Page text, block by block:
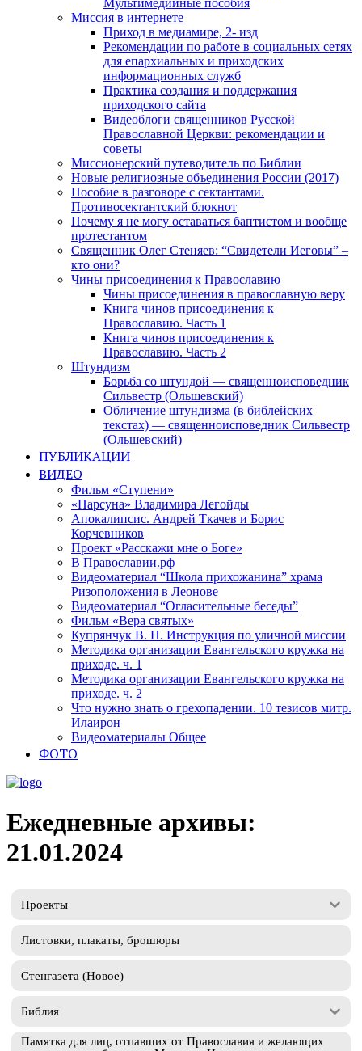
Мультимедийные пособия
Миссия в интернете
Приход в медиамире, 2- изд
Рекомендации по работе в социальных сетях
для епархиальных и приходских
информационных служб
Практика создания и поддержания
приходского сайта
Видеоблоги священников Русской
Православной Церкви: рекомендации и
советы
Миссионерский путеводитель по Библии
Новые религиозные объединения России (2017)
Пособие в разговоре с сектантами.
Противосектантский блокнот
Почему я не могу оставаться баптистом и вообще
протестантом
Священник Олег Стеняев: “Свидетели Иеговы” –
кто они?
Чины присоединения к Православию
Чины присоединения в православную веру
Книга чинов присоединения к
Православию. Часть 1
Книга чинов присоединения к
Православию. Часть 2
Штундизм
Борьба со штундой — священноисповедник
Сильвестр (Ольшевский)
Обличение штундизма (в библейских
текстах) — священноисповедник Сильвестр
(Ольшевский)
ПУБЛИКАЦИИ
ВИДЕО
Фильм «Ступени»
«Парсуна» Владимира Легойды
Апокалипсис. Андрей Ткачев и Борис
Корчевников
Проект «Расскажи мне о Боге»
В Православии.рф
Видеоматериал “Школа прихожанина” храма
Ризоположения в Леонове
Видеоматериал “Огласительные беседы”
Фильм «Вера святых»
Купрянчук В. Н. Инструкция по уличной миссии
Методика организации Евангельского кружка на
приходе. ч. 1
Методика организации Евангельского кружка на
приходе. ч. 2
Что нужно знать о грехопадении. 10 тезисов митр.
Илаирон
Видеоматериалы Общее
ФОТО
Ежедневные архивы:
21.01.2024
Проекты
Листовки, плакаты, брошюры
Стенгазета (Новое)
Библия
Памятка для лиц, отпавших от Православия и желающих